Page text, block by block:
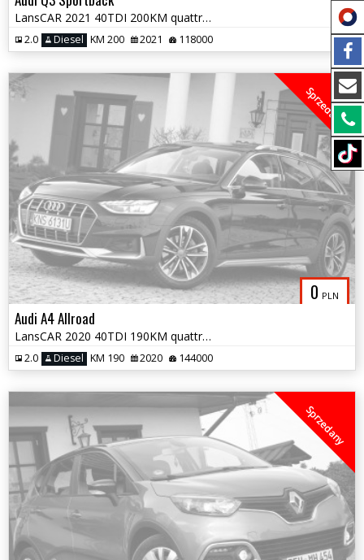
LansCAR 2021 40TDI 200KM quattro 2xSLine Kamera360stAccBangOlufsenNavi
2.0 Diesel KM 200 2021 118000
0 PLN
Sprzedany
Audi A4 Allroad
LansCAR 2020 40TDI 190KM quattro Allroad MatrixRadarKameraPanoramaNavi
2.0 Diesel KM 190 2020 144000
Sprzedany